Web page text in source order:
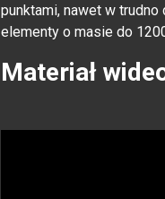
punktami, nawet w
elementy o masie do
Materiał